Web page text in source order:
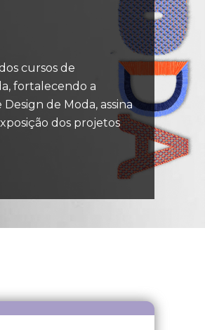
cursos de
fortalecendo a
de Moda, assina
dos projetos